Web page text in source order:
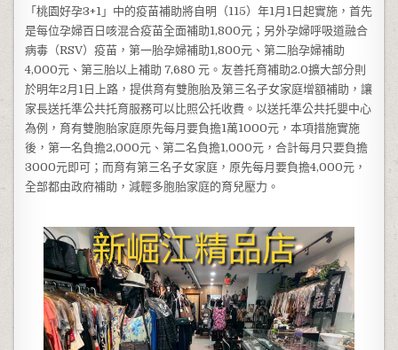
「桃園好孕3+1」中的疫苗補助將自明（115）年1月1日起實施，首先
是每位孕婦百日咳混合疫苗全面補助1,800元；另外孕婦呼吸道融合
病毒（RSV）疫苗，第一胎孕婦補助1,800元、第二胎孕婦補助
4,000元、第三胎以上補助 7,680 元。友善托育補助2.0擴大部分則
於明年2月1日上路，提供育有雙胞胎及第三名子女家庭增額補助，讓
家長送托準公共托育服務可以比照公托收費。以送托準公共托嬰中心
為例，育有雙胞胎家庭原先每月要負擔1萬1000元，本項措施實施
後，第一名負擔2,000元、第二名負擔1,000元，合計每月只要負擔
3000元即可；而育有第三名子女家庭，原先每月要負擔4,000元，
全部都由政府補助，減輕多胞胎家庭的育兒壓力。